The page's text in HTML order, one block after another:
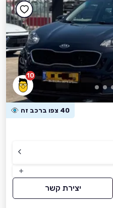
10
40 צפו ברכב זה
יצירת קשר